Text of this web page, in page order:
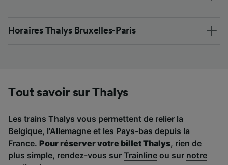
Horaires Thalys Bruxelles-Paris
Tout savoir sur Thalys
Les trains Thalys vous permettent de relier la
Belgique, l'Allemagne et les Pays-bas depuis la
France. Pour réserver votre billet Thalys, rien de
plus simple, rendez-vous sur Trainline ou sur notre